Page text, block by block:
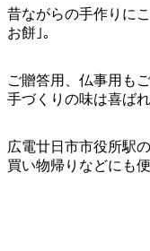
昔ながらの手作りに
お餅｣。
ご贈答用、仏事用も
手づくりの味は喜ばれ
広電廿日市市役所駅
買い物帰りなどにも便